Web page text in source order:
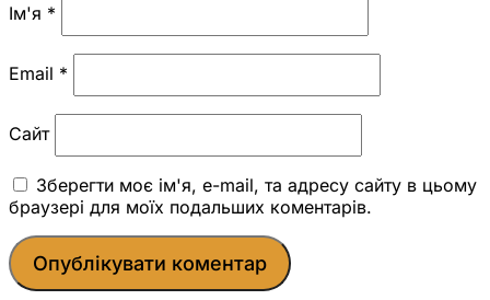
Ім'я *
Email *
Сайт
Зберегти моє ім'я, e-mail, та адресу сайту в цьому
браузері для моїх подальших коментарів.